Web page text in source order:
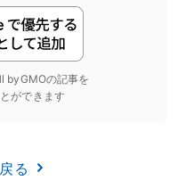
byGMOの記事を
ができます
る